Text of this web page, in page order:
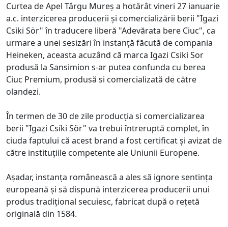
Curtea de Apel Târgu Mureș a hotărât vineri 27 ianuarie
a.c. interzicerea producerii și comercializării berii "Igazi
Csiki Sör" în traducere liberă "Adevărata bere Ciuc", ca
urmare a unei sesizări în instanță făcută de compania
Heineken, aceasta acuzând că marca Igazi Csiki Sor
produsă la Sansimion s-ar putea confunda cu berea
Ciuc Premium, produsă si comercializată de către
olandezi.
În termen de 30 de zile producția si comercializarea
berii "Igazi Csíki Sör" va trebui întreruptă complet, în
ciuda faptului că acest brand a fost certificat și avizat de
către instituțiile competente ale Uniunii Europene.
Așadar, instanța românească a ales să ignore sentința
europeană și să dispună interzicerea producerii unui
produs tradițional secuiesc, fabricat după o rețetă
originală din 1584.